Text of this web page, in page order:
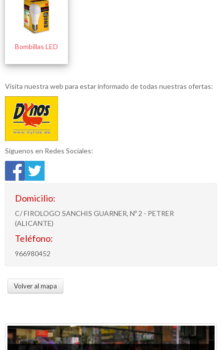
Bombillas LED
Visita nuestra web para estar informado de todas nuestras ofertas:
Síguenos en Redes Sociales:
Domicilio:
C/ FIROLOGO SANCHIS GUARNER, Nº 2 - PETRER
(ALICANTE)
Teléfono:
966980452
Volver al mapa